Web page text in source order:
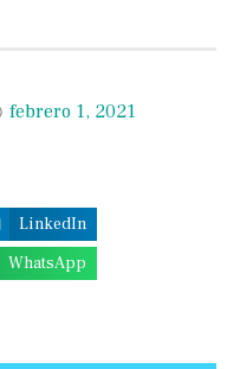
febrero 1, 2021
LinkedIn
WhatsApp